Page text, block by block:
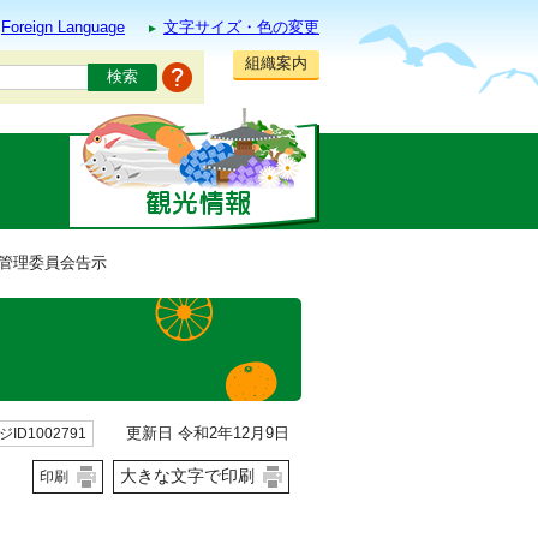
Foreign Language
文字サイズ・色の変更
組織案内
理委員会告示
ID1002791 更新日 令和2年12月9日
印刷 大きな文字で印刷